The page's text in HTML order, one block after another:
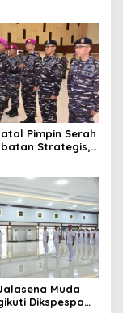
Pimpin Serah
Strategis,
Muda
Dikspespa